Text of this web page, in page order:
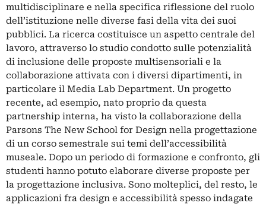
multidisciplinare e nella specifica riflessione del ruolo
dell’istituzione nelle diverse fasi della vita dei suoi
pubblici. La ricerca costituisce un aspetto centrale del
lavoro, attraverso lo studio condotto sulle potenzialità
di inclusione delle proposte multisensoriali e la
collaborazione attivata con i diversi dipartimenti, in
particolare il Media Lab Department. Un progetto
recente, ad esempio, nato proprio da questa
partnership interna, ha visto la collaborazione della
Parsons The New School for Design nella progettazione
di un corso semestrale sui temi dell’accessibilità
museale. Dopo un periodo di formazione e confronto, gli
studenti hanno potuto elaborare diverse proposte per
la progettazione inclusiva. Sono molteplici, del resto, le
applicazioni fra design e accessibilità spesso indagate